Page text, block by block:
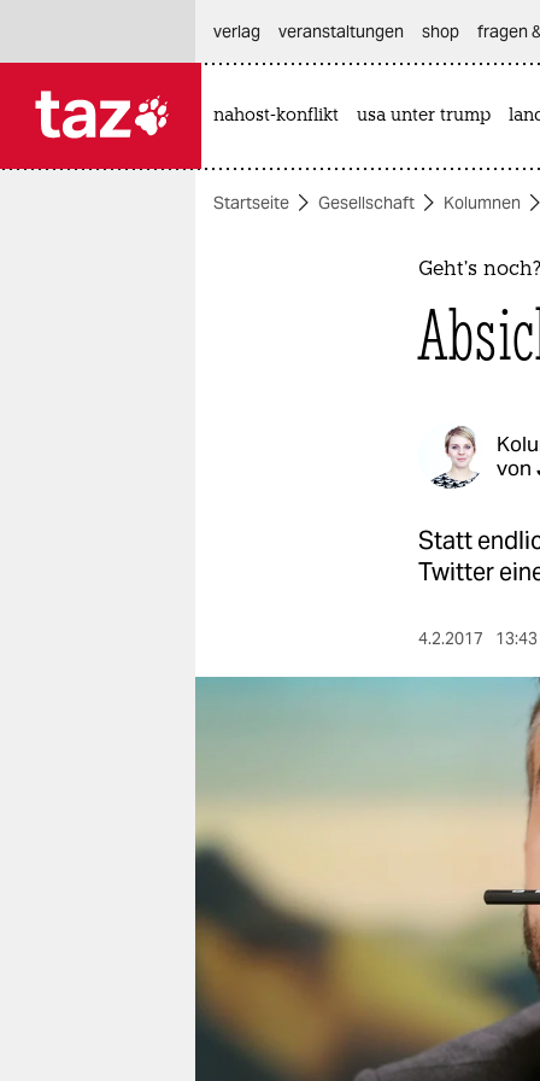
themen
shop
fragen & hilfe
unterstützen
genossenschaft
verlag
veranstaltungen shop fragen
nahost-konflikt usa unter trump
Startseite Gesellschaft Kolumnen
Geht’s noch?
von
Statt
Twitter
4.2.2017